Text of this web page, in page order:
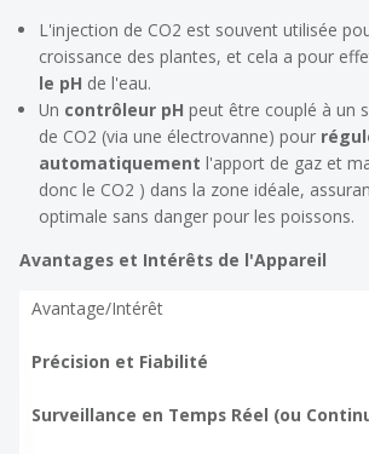
L'injection de CO2 est souvent utilisée
croissance des plantes, et cela a pour
le pH de l'eau.
Un contrôleur pH peut être couplé à un
de CO2 (via une électrovanne) pour
automatiquement l'apport de gaz et
donc le CO2 ) dans la zone idéale,
optimale sans danger pour les poissons.
Avantages et Intérêts de l'Appareil
Avantage/Intérêt
Précision et Fiabilité
Surveillance en Temps Réel (ou